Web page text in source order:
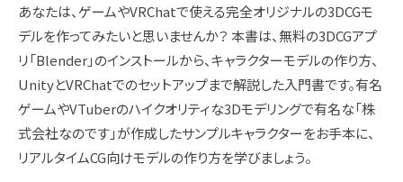
あなたは、ゲームやVRChatで使える完全オリジナルの3DCGモ
デルを作ってみたいと思いませんか？ 本書は、無料の3DCGアプ
リ「Blender」のインストールから、キャラクターモデルの作り方、
UnityとVRChatでのセットアップまで解説した入門書です。有名
ゲームやVTuberのハイクオリティな3Dモデリングで有名な「株
式会社なのです」が作成したサンプルキャラクターをお手本に、
リアルタイムCG向けモデルの作り方を学びましょう。